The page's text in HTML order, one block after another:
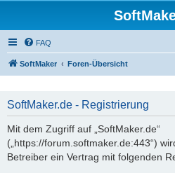
FAQ
SoftMaker Foren-Übersicht
SoftMaker.de - Registrierung
Mit dem Zugriff auf „SoftMaker.de“
(„https://forum.softmaker.de:443“)
Betreiber ein Vertrag mit folgenden